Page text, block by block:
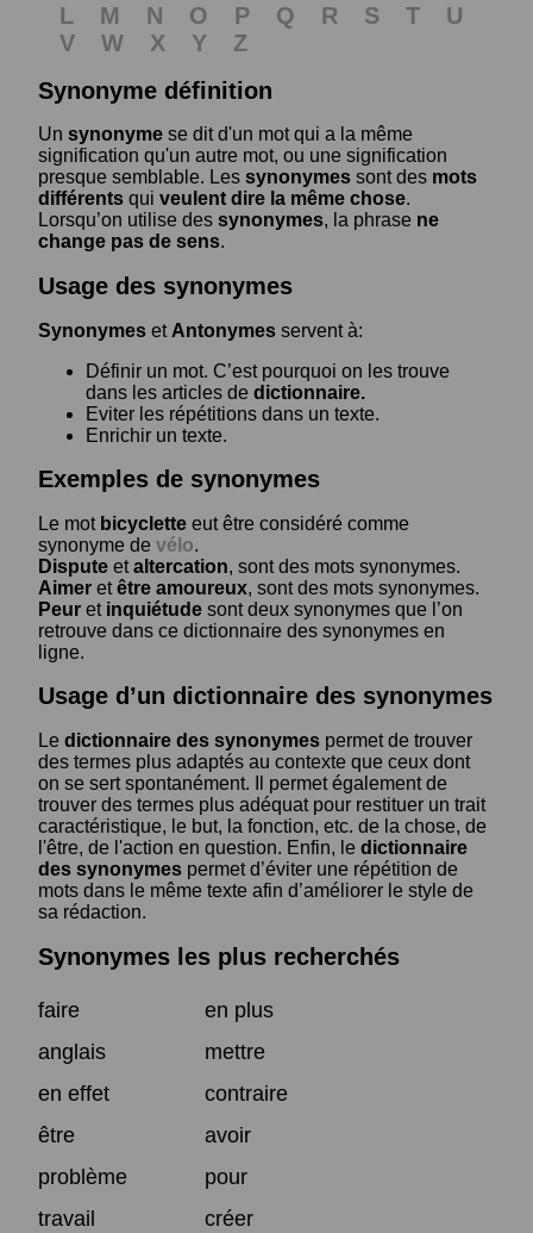
L
M N O P Q R S T
U
V
W X Y
Z
Synonyme définition
Un synonyme se dit d'un mot qui a la même
signification qu'un autre mot, ou une signification
presque semblable. Les synonymes sont des mots
différents qui veulent dire la même chose.
Lorsqu’on utilise des synonymes, la phrase ne
change pas de sens.
Usage des synonymes
Synonymes et Antonymes servent à:
Définir un mot. C’est pourquoi on les trouve
dans les articles de dictionnaire.
Eviter les répétitions dans un texte.
Enrichir un texte.
Exemples de synonymes
Le mot bicyclette eut être considéré comme
synonyme de vélo.
Dispute etaltercation, sont des mots synonymes.
Aimer etêtre amoureux, sont des mots synonymes.
Peur et inquiétude sont deux synonymes que l’on
retrouve dans ce dictionnaire des synonymes en
ligne.
Usage d’un dictionnaire des synonymes
Le dictionnaire des synonymes permet de trouver
des termes plus adaptés au contexte que ceux dont
on se sert spontanément. Il permet également de
trouver des termes plus adéquat pour restituer un trait
caractéristique, le but, la fonction, etc. de la chose, de
l'être, de l'action en question. Enfin, le dictionnaire
des synonymes permet d’éviter une répétition de
mots dans le même texte afin d’améliorer le style de
sa rédaction.
Synonymes les plus recherchés
faire
en plus
anglais
mettre
en effet
contraire
être
avoir
problème
pour
travail
créer